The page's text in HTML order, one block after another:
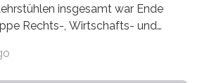
insgesamt war Ende
Rechts-, Wirtschafts- und